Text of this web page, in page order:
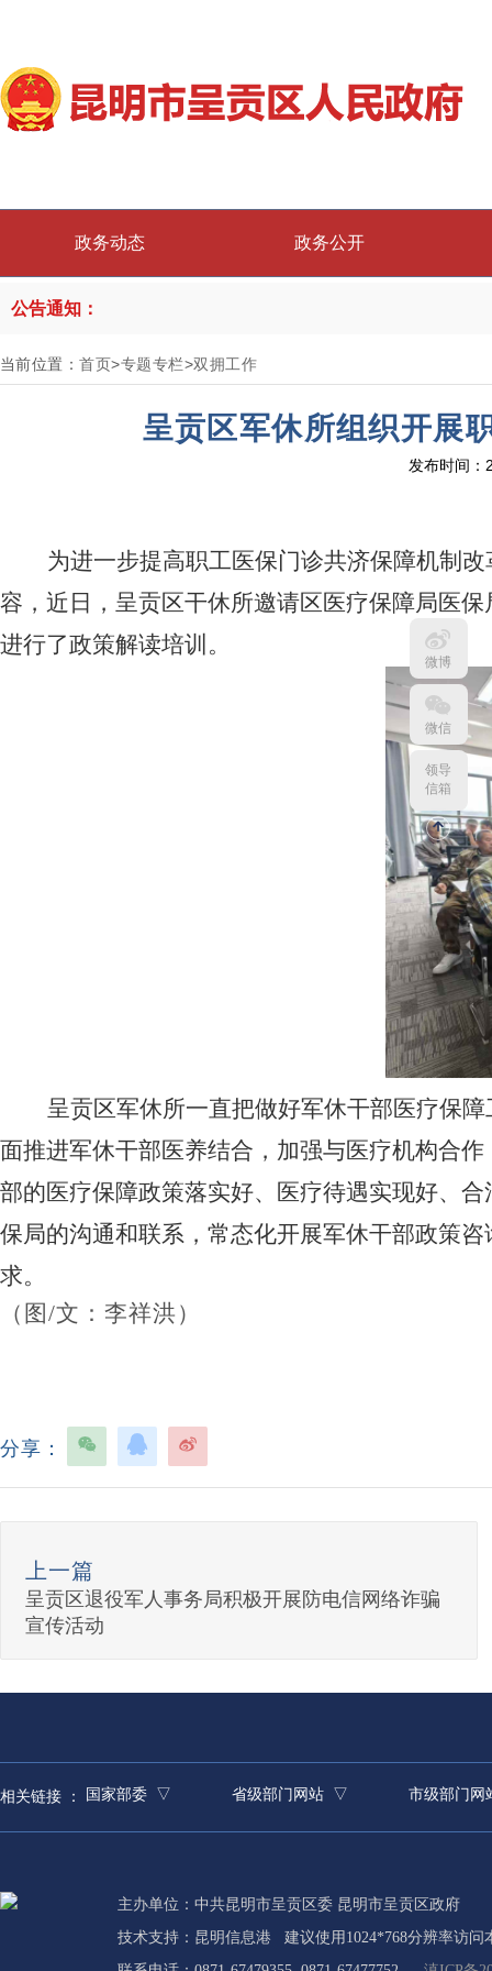
政务动态 政务公开
公告通知：
微博
微信
领导
信箱
当前位置：首页>专题专栏>双拥工作
呈贡区军休所组织开展
发布时间
为进一步提高职工医保门诊共济保障机制
容， 近日 ， 呈贡区干休所邀请区医疗保障局医保
进行了政策解读培训。
呈贡区军休所一直把做好军休干部医疗保
面推进军休干部医养结合，加强与医疗机构合
部的医疗保障政策落实好、医疗待遇实现好、
保局的沟通和联系，常态化开展军休干部政策
求。
（图/文： 李祥洪 ）
分享：
上一篇
呈贡区退役军人事务局积极开展防电信网络诈骗
宣传活动
相关链接 ： 国家部委 ▽ 省级部门网站 ▽ 市级部门
主办单位：中共昆明市呈贡区委 昆明市呈贡区政府
技术支持： 昆明信息港 建议使用1024*768分辨率访问